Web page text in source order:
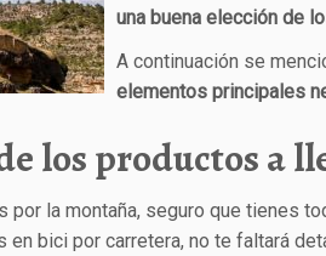
una buena elección de
A continuación se
elementos principales
los productos a
por la montaña, seguro que tienes
en bici por carretera, no te faltará